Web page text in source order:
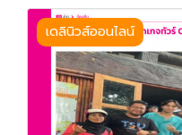
เดลินิวส์ออนไลน์